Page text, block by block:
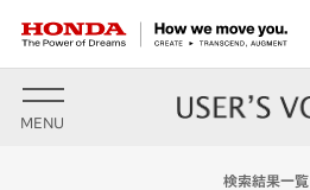
MENU
検索結果一覧